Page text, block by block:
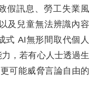
假訊息、勞工失業風
及兒童無法辨識內容
式 AI無形間取代個人
，若有心人士透過生
可能威脅言論自由的